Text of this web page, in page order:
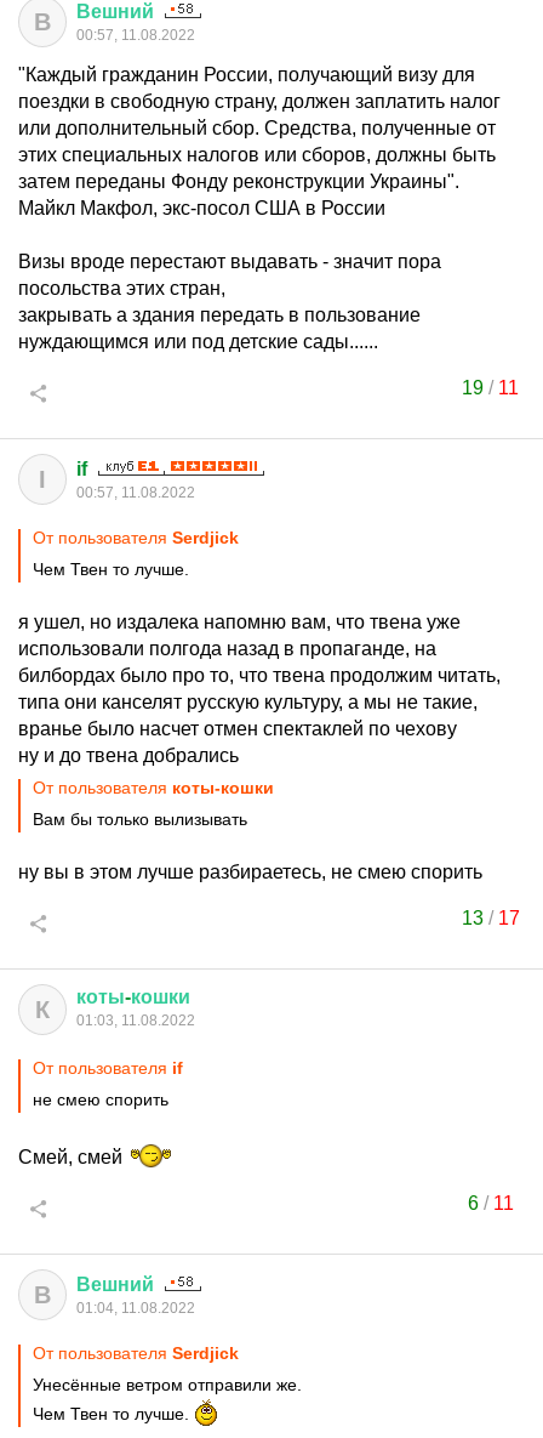
В Вешний
00:57, 11.08.2022
"Каждый гражданин России, получающий визу для
поездки в свободную страну, должен заплатить налог
или дополнительный сбор. Средства, полученные от
этих специальных налогов или сборов, должны быть
затем переданы Фонду реконструкции Украины".
Майкл Макфол, экс-посол США в России
Визы вроде перестают выдавать - значит пора
посольства этих стран,
закрывать а здания передать в пользование
нуждающимся или под детские сады......
19 / 11
I if
00:57, 11.08.2022
От пользователя Serdjick
Чем Твен то лучше.
я ушел, но издалека напомню вам, что твена уже
использовали полгода назад в пропаганде, на
билбордах было про то, что твена продолжим читать,
типа они канселят русскую культуру, а мы не такие,
вранье было насчет отмен спектаклей по чехову
ну и до твена добрались
От пользователя коты-кошки
Вам бы только вылизывать
ну вы в этом лучше разбираетесь, не смею спорить
13/ 17
К коты-кошки
01:03, 11.08.2022
От пользователя if
не смею спорить
Смей, смей
6/ 11
В Вешний
01:04, 11.08.2022
От пользователя Serdjick
Унесённые ветром отправили же.
Чем Твен то лучше.